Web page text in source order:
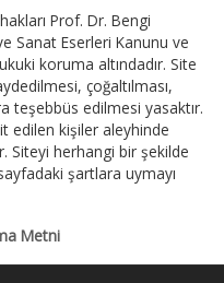
Prof. Dr. Bengi
Sanat Eserleri Kanunu ve
koruma altındadır. Site
çoğaltılması,
teşebbüs edilmesi yasaktır.
edilen kişiler aleyhinde
Siteyi herhangi bir şekilde
şartlara uymayı
Metni